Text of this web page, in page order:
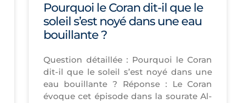
Pourquoi le Coran dit-il que le
soleil s’est noyé dans une eau
bouillante ?
Question détaillée : Pourquoi le Coran
dit-il que le soleil s’est noyé dans une
eau bouillante ? Réponse : Le Coran
évoque cet épisode dans la sourate Al-